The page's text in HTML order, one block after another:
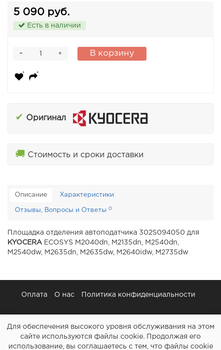
5 090 руб.
Есть в наличии
+
- В корзину
✔ Оригинал
🚚 Стоимость и сроки доставки
Описание Характеристики
Отзывы, Вопросы и Ответы 0
Площадка отделения автоподатчика 302S094050 для
KYOCERA ECOSYS M2040dn, M2135dn, M2540dn,
M2540dw, M2635dn, M2635dw, M2640idw, M2735dw
Оплата О нас Политика конфиденциальности
Для обеспечения высокого уровня обслуживания на этом
сайте используются файлы cookie. Продолжая его
использование, вы соглашаетесь с тем, что файлы cookie